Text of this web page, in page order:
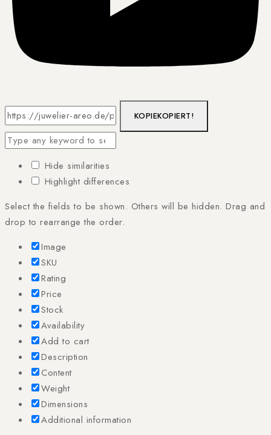
KOPIEKOPIERT!
Hide similarities
Highlight differences
Select the fields to be shown. Others will be hidden. Drag and
drop to rearrange the order.
Image
SKU
Rating
Price
Stock
Availability
Add to cart
Description
Content
Weight
Dimensions
Additional information